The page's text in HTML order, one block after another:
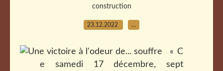
construction
23.12.2022 …
« C
e samedi 17 décembre, sept